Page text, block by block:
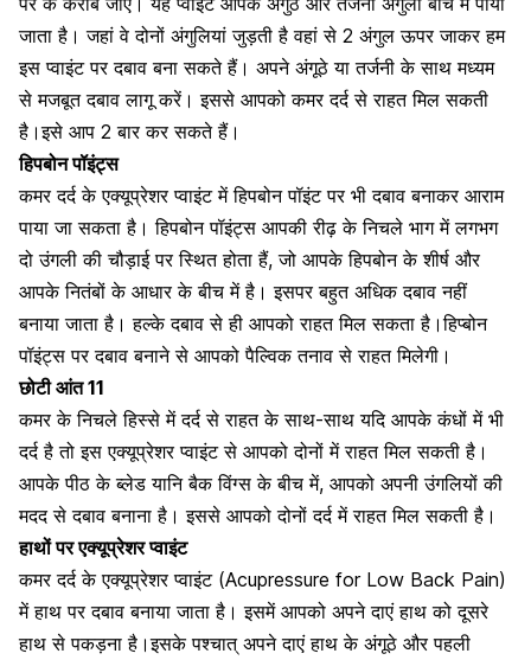
जाता है। जहां वे दोनों अंगुलियां जुड़ती है वहां से 2 अंगुल ऊपर जाकर हम
इस प्वाइंट पर दबाव बना सकते हैं। अपने अंगूठे या तर्जनी के साथ मध्यम
से मजबूत दबाव लागू करें। इससे आपको कमर दर्द से राहत मिल सकती
है।इसे आप 2 बार कर सकते हैं।
हिपबोन पॉइंट्स
कमर दर्द के एक्यूप्रेशर प्वाइंट में हिपबोन पॉइंट पर भी दबाव बनाकर आराम
पाया जा सकता है। हिपबोन पॉइंट्स आपकी रीढ़ के निचले भाग में लगभग
दो उंगली की चौड़ाई पर स्थित होता हैं, जो आपके हिपबोन के शीर्ष और
आपके नितंबों के आधार के बीच में है। इसपर बहुत अधिक दबाव नहीं
बनाया जाता है। हल्के दबाव से ही आपको राहत मिल सकता है।हिप्बोन
पॉइंट्स पर दबाव बनाने से आपको पैल्विक तनाव से राहत मिलेगी।
छोटी आंत 11
कमर के निचले हिस्से में दर्द से राहत के साथ-साथ यदि आपकेकंधों में भी
दर्दहै तो इस एक्यूप्रेशर प्वाइंट से आपको दोनों में राहत मिल सकती है।
आपके पीठ के ब्लेड यानि बैक विंग्स के बीच में, आपको अपनी उंगलियों की
मदद से दबाव बनाना है। इससे आपको दोनों दर्द में राहत मिल सकती है।
हाथों पर एक्यूप्रेशर प्वाइंट
कमर दर्द के एक्यूप्रेशर प्वाइंट (Acupressure for Low Back Pain)
में हाथ पर दबाव बनाया जाता है। इसमें आपको अपने दाएं हाथ को दूसरे
हाथ से पकड़ना है।इसके पश्चात् अपने दाएं हाथ के अंगूठे और पहली